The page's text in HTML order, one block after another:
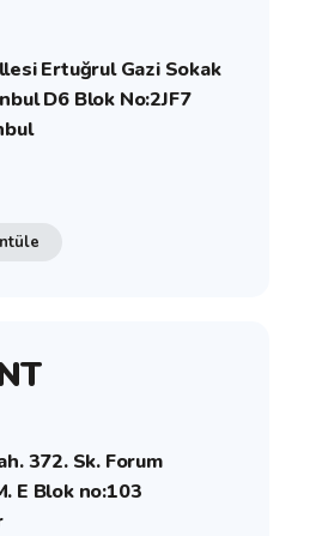
Ertuğrul Gazi Sokak
D6 Blok No:2JF7
372. Sk. Forum
E Blok no:103